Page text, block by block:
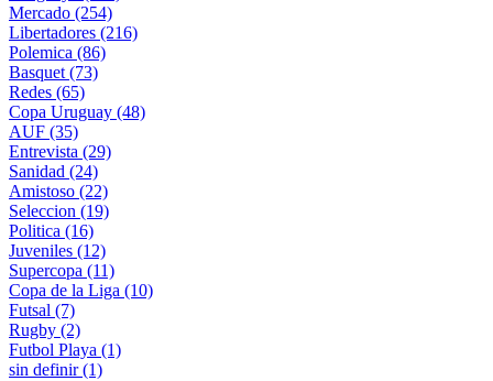
Mercado (254)
Libertadores (216)
Polemica (86)
Basquet (73)
Redes (65)
Copa Uruguay (48)
AUF (35)
Entrevista (29)
Sanidad (24)
Amistoso (22)
Seleccion (19)
Politica (16)
Juveniles (12)
Supercopa (11)
Copa de la Liga (10)
Futsal (7)
Rugby (2)
Futbol Playa (1)
sin definir(1)